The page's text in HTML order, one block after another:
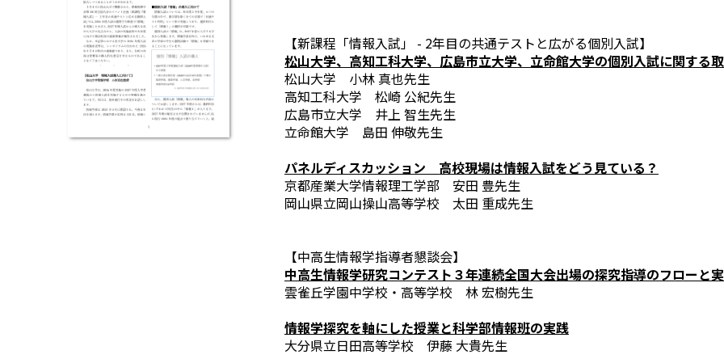
【新課程「情報入試」 - 2年目の共通テストと広がる個別入試】
松山大学、高知工科大学、広島市立大学、立命館大学の個別入試に関する
松山大学 小林 真也先生
高知工科大学 松崎 公紀先生
広島市立大学 井上 智生先生
立命館大学 島田 伸敬先生
パネルディスカッション 高校現場は情報入試をどう見ている？
京都産業大学情報理工学部 安田 豊先生
岡山県立岡山操山高等学校 太田 重成先生
【中高生情報学指導者懇談会】
中高生情報学研究コンテスト３年連続全国大会出場の探究指導のフローと
雲雀丘学園中学校・高等学校 林 宏樹先生
情報学探究を軸にした授業と科学部情報班の実践
大分県立日田高等学校 伊藤 大貴先生